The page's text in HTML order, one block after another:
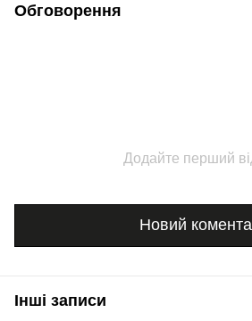
Обговорення
Додайте перший
Новий
Інші записи